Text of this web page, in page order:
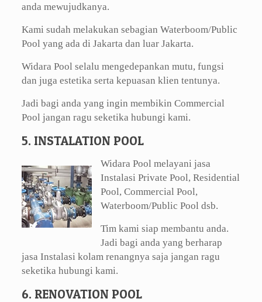
anda mewujudkanya.
Kami sudah melakukan sebagian Waterboom/Public
Pool yang ada di Jakarta dan luar Jakarta.
Widara Pool selalu mengedepankan mutu, fungsi
dan juga estetika serta kepuasan klien tentunya.
Jadi bagi anda yang ingin membikin Commercial
Pool jangan ragu seketika hubungi kami.
5. INSTALATION POOL
Widara Pool melayani jasa
Instalasi Private Pool, Residential
Pool, Commercial Pool,
Waterboom/Public Pool dsb.
Tim kami siap membantu anda.
Jadi bagi anda yang berharap
jasa Instalasi kolam renangnya saja jangan ragu
seketika hubungi kami.
6. RENOVATION POOL